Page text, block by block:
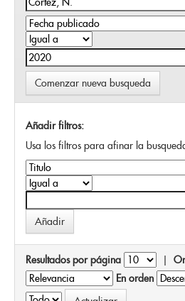
Comenzar nueva busqueda
Añadir filtros:
Usa los filtros para afinar la
Resultados por página |
En orden